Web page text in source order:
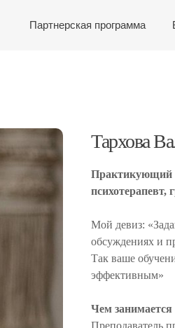
Партнерская программа
Тархова
Практикующий
психотерапевт,
Мой девиз:
обсуждениях и
Так ваше
эффективным»
Чем